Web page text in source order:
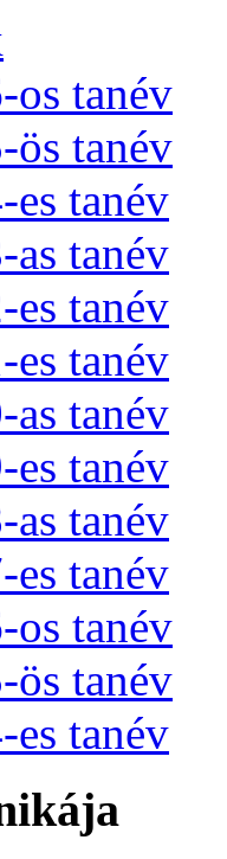
os tanév
ös tanév
tanév
tanév
tanév
tanév
tanév
tanév
tanév
tanév
os tanév
ös tanév
tanév